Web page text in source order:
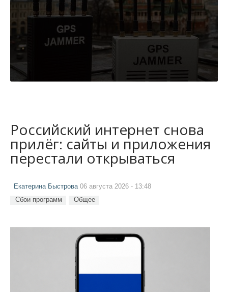
Российский интернет снова
прилёг: сайты и приложения
перестали открываться
Екатерина Быстрова 06 августа 2026 - 13:48
Сбои программ Общее